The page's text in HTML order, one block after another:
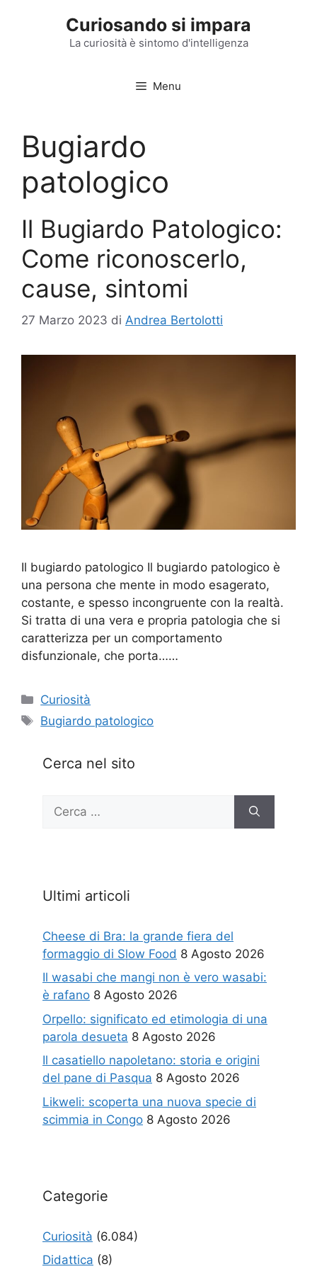
Curiosando si impara
La curiosità è sintomo d'intelligenza
Menu
Bugiardo
patologico
Il Bugiardo Patologico:
Come riconoscerlo,
cause, sintomi
27 Marzo 2023 di Andrea Bertolotti
Il bugiardo patologico Il bugiardo patologico è
una persona che mente in modo esagerato,
costante, e spesso incongruente con la realtà.
Si tratta di una vera e propria patologia che si
caratterizza per un comportamento
disfunzionale, che porta……
Categorie
Curiosità
Tag
Bugiardo patologico
Cerca nel sito
per:
Ultimi articoli
Cheese di Bra: la grande fiera del
formaggio di Slow Food 8 Agosto 2026
Il wasabi che mangi non è vero wasabi:
è rafano 8 Agosto 2026
Orpello: significato ed etimologia di una
parola desueta 8 Agosto 2026
Il casatiello napoletano: storia e origini
del pane di Pasqua 8 Agosto 2026
Likweli: scoperta una nuova specie di
scimmia in Congo 8 Agosto 2026
Categorie
Curiosità (6.084)
Didattica (8)